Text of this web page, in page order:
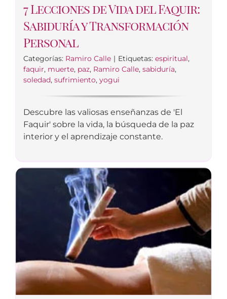
7 Lecciones de Vida del Faquir:
Sabiduría y Transformación
Personal
Categorías: Ramiro Calle | Etiquetas: espiritual,
faquir, muerte, paz, Ramiro Calle, sabiduría,
soledad, sufrimiento, yogui
Descubre las valiosas enseñanzas de 'El
Faquir' sobre la vida, la búsqueda de la paz
interior y el aprendizaje constante.